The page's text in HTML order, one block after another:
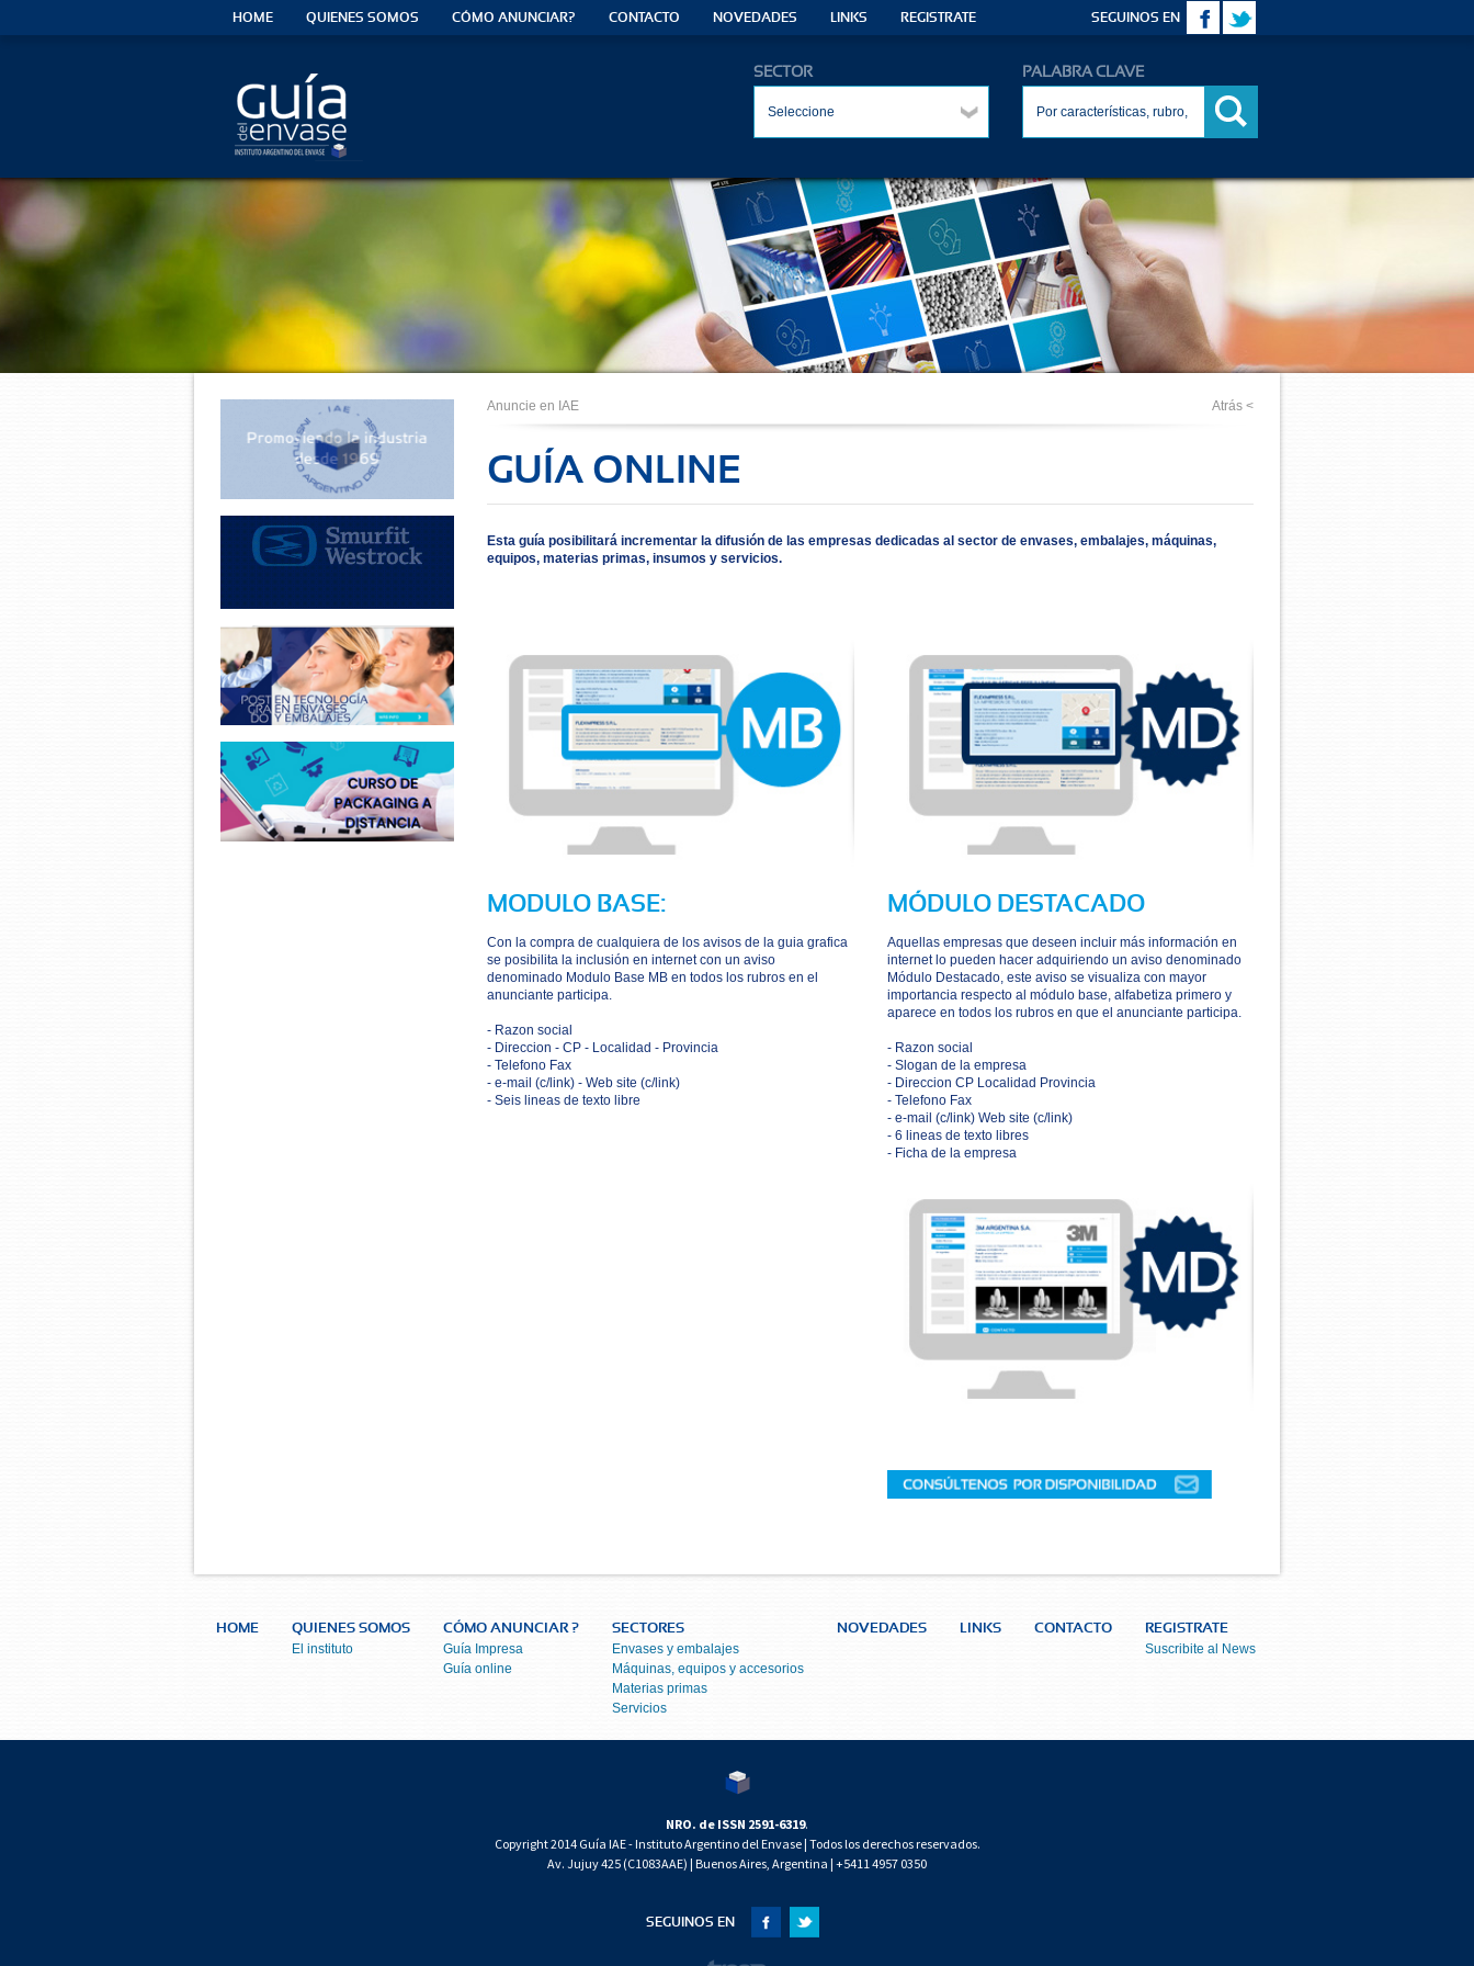
HOME QUIENES SOMOS CÓMO ANUNCIAR? CONTACTO NOVEDADES LINKS REGISTRATE SEGUINOS EN
SECTOR
Seleccione
PALABRA CLAVE
Anuncie en IAE Atrás <
GUÍA ONLINE
Esta guía posibilitará incrementar la difusión de las empresas dedicadas al sector de envases, embalajes, máquinas,
equipos, materias primas, insumos y servicios.
MODULO BASE:
Con la compra de cualquiera de los avisos de la guia grafica
se posibilita la inclusión en internet con un aviso
denominado Modulo Base MB en todos los rubros en el
anunciante participa.
- Razon social
- Direccion - CP - Localidad - Provincia
- Telefono Fax
- e-mail (c/link) - Web site (c/link)
- Seis lineas de texto libre
MÓDULO DESTACADO
Aquellas empresas que deseen incluir más información en
internet lo pueden hacer adquiriendo un aviso denominado
Módulo Destacado, este aviso se visualiza con mayor
importancia respecto al módulo base, alfabetiza primero y
aparece en todos los rubros en que el anunciante participa.
- Razon social
- Slogan de la empresa
- Direccion CP Localidad Provincia
- Telefono Fax
- e-mail (c/link) Web site (c/link)
- 6 lineas de texto libres
- Ficha de la empresa
HOME QUIENES SOMOS
El instituto
CÓMO ANUNCIAR ?
Guía Impresa
Guía online
SECTORES
Envases y embalajes
Máquinas, equipos y accesorios
Materias primas
Servicios
NOVEDADES LINKS CONTACTO REGISTRATE
Suscribite al News
NRO. de ISSN 2591-6319.
Copyright 2014 Guía IAE - Instituto Argentino del Envase | Todos los derechos reservados.
Av. Jujuy 425 (C1083AAE) | Buenos Aires, Argentina | +5411 4957 0350
SEGUINOS EN